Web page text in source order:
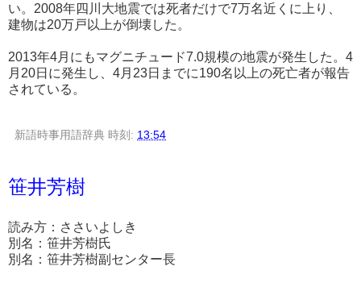
い。2008年四川大地震では死者だけで7万名近くに上り、
建物は20万戸以上が倒壊した。
2013年4月にもマグニチュード7.0規模の地震が発生した。4
月20日に発生し、4月23日までに190名以上の死亡者が報告
されている。
新語時事用語辞典 時刻: 13:54
笹井芳樹
読み方：ささいよしき
別名：笹井芳樹氏
別名：笹井芳樹副センター長